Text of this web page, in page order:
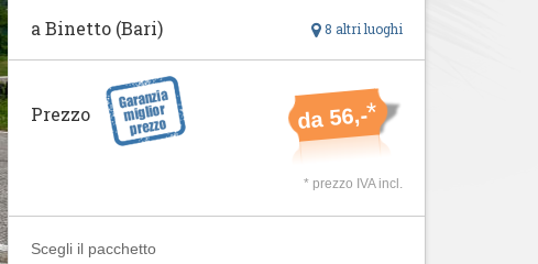
8 altri luoghi
a Binetto (Bari)
da 56,-*
Prezzo
* prezzo IVA incl.
Scegli il pacchetto